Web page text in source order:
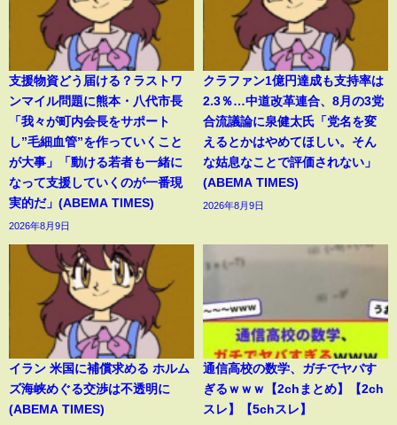
支援物資どう届ける？ラストワ
ンマイル問題に熊本・八代市長
「我々が町内会長をサポート
し”毛細血管”を作っていくこと
が大事」「動ける若者も一緒に
なって支援していくのが一番現
実的だ」(ABEMA TIMES)
2026年8月9日
クラファン1億円達成も支持率は
2.3％…中道改革連合、8月の3党
合流議論に泉健太氏「党名を変
えるとかはやめてほしい。そん
な姑息なことで評価されない」
(ABEMA TIMES)
2026年8月9日
イラン 米国に補償求める ホルム
ズ海峡めぐる交渉は不透明に
(ABEMA TIMES)
通信高校の数学、ガチでヤバす
ぎるｗｗｗ【2chまとめ】【2ch
スレ】【5chスレ】